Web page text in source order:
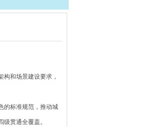
和场景建设要求，
的标准规范，推动城
贯通全覆盖。